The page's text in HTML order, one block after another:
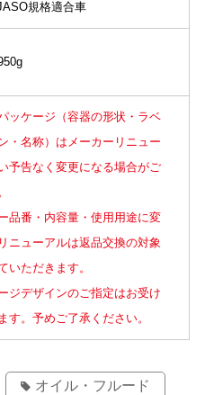
規格適合車
ッケージ（容器の形状・ラベ
・名称）はメーカーリニュー
予告なく変更になる場合がご
品番・内容量・使用用途に変
ニューアルは返品交換の対象
いただきます。
ジデザインのご指定はお受け
す。予めご了承ください。
オイル・フルード